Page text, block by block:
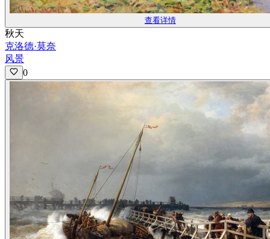
查看详情
秋天
克洛德·莫奈
风景
0